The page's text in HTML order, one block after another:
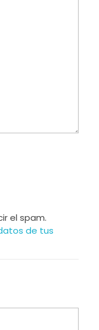
el spam.
de tus